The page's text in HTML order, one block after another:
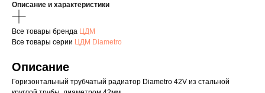
Описание и характеристики
Все товары бренда ЦДМ
Все товары серии ЦДМ Diametro
Описание
Горизонтальный трубчатый радиатор Diametro 42V из стальной